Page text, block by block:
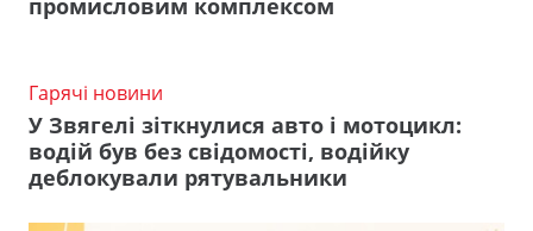
промисловим комплексом
Гарячі новини
У Звягелі зіткнулися авто і мотоцикл:
водій був без свідомості, водійку
деблокували рятувальники